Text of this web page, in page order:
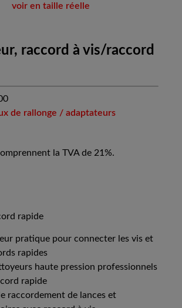
voir en taille réelle
raccord à vis/raccord
de rallonge / adaptateurs
la TVA de 21%.
rapide
pratique pour connecter les vis et
rapides
haute pression professionnels
rapide
raccordement de lances et